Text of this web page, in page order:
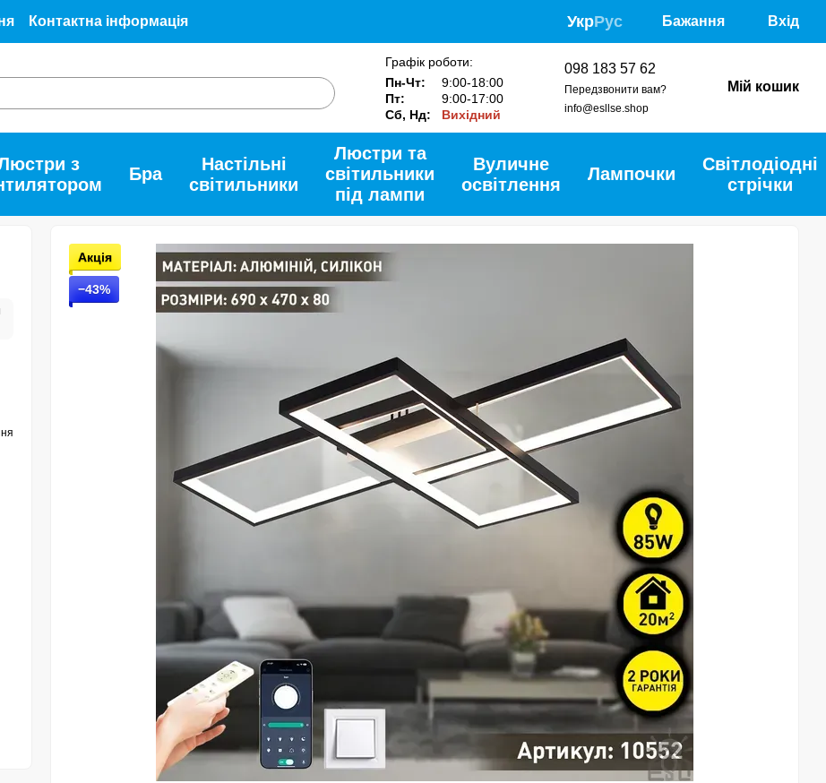
Контактна інформація
Угода користувача Допомога
Про нас
УкрРус Бажання Вхід
Графік роботи:
Пн-Чт:
9:00-18:00
Пт:
9:00-17:00
Сб, Нд:
Вихідний
098 183 57 62
Передзвонити вам?
info@esllse.shop
Мій кошик
з
Бра
Настільні
світильники
Люстри та
світильники
під лампи
Вуличне
освітлення
Лампочки
Світлодіодні
стрічки
Акція
−43%